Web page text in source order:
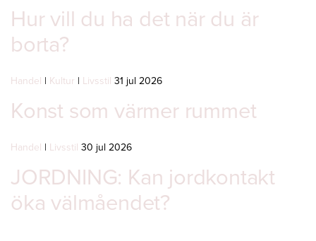
Hur vill du ha det när du är
borta?
Handel | Kultur | Livsstil 31 jul 2026
Konst som värmer rummet
Handel | Livsstil 30 jul 2026
JORDNING: Kan jordkontakt
öka välmåendet?